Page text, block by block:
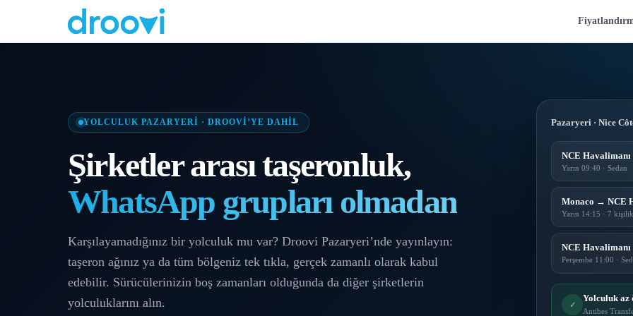
YOLCULUK PAZARYERI · DROOVI’YE DAHIL
Şirketler arası taşeronluk,
WhatsApp grupları olmadan
Karşılayamadığınız bir yolculuk mu var? Droovi Pazaryeri’nde yayınlayın:
taşeron ağınız ya da tüm bölgeniz tek tıkla, gerçek zamanlı olarak kabul
edebilir. Sürücülerinizin boş zamanları olduğunda da diğer şirketlerin
yolculuklarını alın.
Pazaryeri · Nice
NCE
Yarın 09:40 · Sedan
Monaco → NCE
Yarın 14:15 · 7
NCE
Perşembe 11:00 ·
✓
Yolculuk az
Antibes